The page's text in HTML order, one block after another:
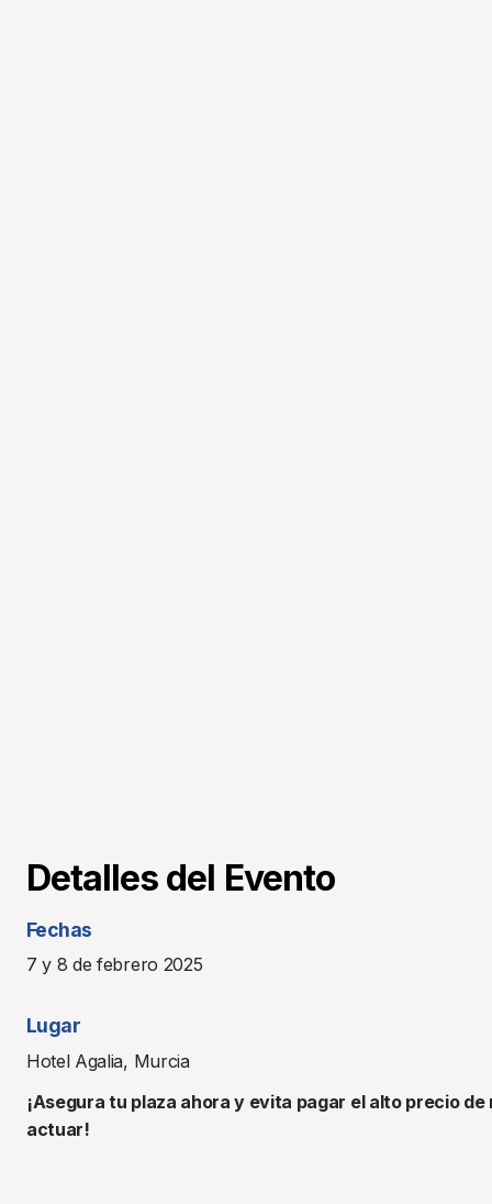
Detalles del Evento
Fechas
7 y 8 de febrero 2025
Lugar
Hotel Agalia, Murcia
¡Asegura tu plaza ahora y evita pagar el alto precio de
actuar!